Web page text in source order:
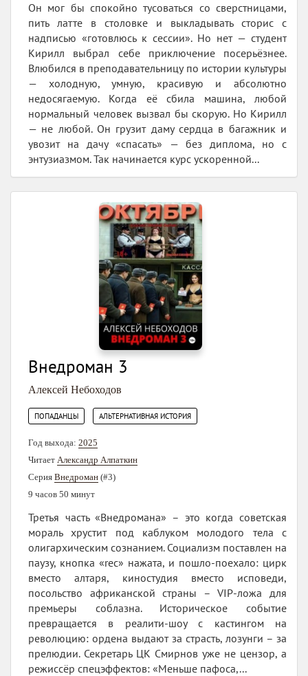
Он мог бы спокойно тусоваться со сверстницами,
пить латте в столовке и выкладывать сторис с
надписью «готовлюсь к сессии». Но нет — студент
Кирилл выбрал себе приключение посерьёзнее.
Влюбился в преподавательницу по истории культуры
— холодную, умную, красивую и абсолютно
недосягаемую. Когда её сбила машина, любой
нормальный человек вызвал бы скорую. Но Кирилл
— не любой. Он грузит даму сердца в багажник и
увозит на дачу «спасать» — без диплома, но с
энтузиазмом. Так начинается курс ускоренной...
Внедроман 3
Алексей Небоходов
ПОПАДАНЦЫ АЛЬТЕРНАТИВНАЯ ИСТОРИЯ
Год выхода: 2025
Читает Александр Алпаткин
Серия Внедроман (#3)
9 часов 50 минут
Третья часть «Внедромана» – это когда советская
мораль хрустит под каблуком молодого тела с
олигархическим сознанием. Социализм поставлен на
паузу, кнопка «rec» нажата, и пошло-поехало: цирк
вместо алтаря, киностудия вместо исповеди,
посольство африканской страны – VIP-ложа для
премьеры соблазна. Историческое событие
превращается в реалити-шоу с кастингом на
революцию: ордена выдают за страсть, лозунги – за
прелюдии. Секретарь ЦК Смирнов уже не цензор, а
режиссёр спецэффектов: «Меньше пафоса,...